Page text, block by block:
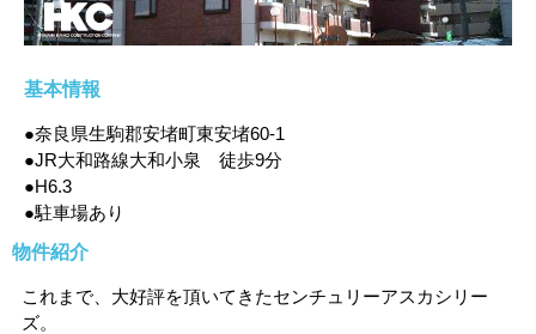
基本情報
●奈良県生駒郡安堵町東安堵60-1
●JR大和路線大和小泉 徒歩9分
●H6.3
●駐車場あり
物件紹介
これまで、大好評を頂いてきたセンチュリーアスカシリー
ズ。